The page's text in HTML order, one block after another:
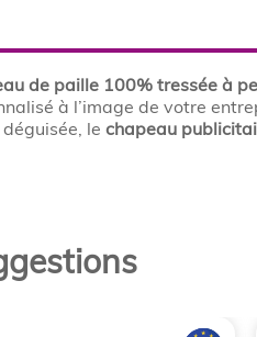
de paille 100% tressée à
à l’image de votre
déguisée, lechapeau